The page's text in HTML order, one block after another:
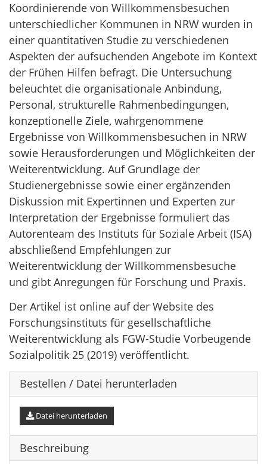
Koordinierende von Willkommensbesuchen
unterschiedlicher Kommunen in NRW wurden in
einer quantitativen Studie zu verschiedenen
Aspekten der aufsuchenden Angebote im Kontext
der Frühen Hilfen befragt. Die Untersuchung
beleuchtet die organisationale Anbindung,
Personal, strukturelle Rahmenbedingungen,
konzeptionelle Ziele, wahrgenommene
Ergebnisse von Willkommensbesuchen in NRW
sowie Herausforderungen und Möglichkeiten der
Weiterentwicklung. Auf Grundlage der
Studienergebnisse sowie einer ergänzenden
Diskussion mit Expertinnen und Experten zur
Interpretation der Ergebnisse formuliert das
Autorenteam des Instituts für Soziale Arbeit (ISA)
abschließend Empfehlungen zur
Weiterentwicklung der Willkommensbesuche
und gibt Anregungen für Forschung und Praxis.
Der Artikel ist online auf der Website des
Forschungsinstituts für gesellschaftliche
Weiterentwicklung als FGW-Studie Vorbeugende
Sozialpolitik 25 (2019) veröffentlicht.
Bestellen / Datei herunterladen
Datei herunterladen
Beschreibung